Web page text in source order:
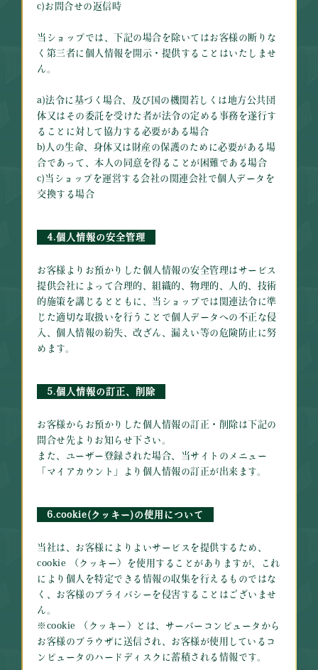
c)お問合せの返信時
当ショップでは、下記の場合を除いてはお客様の断りな
く第三者に個人情報を開示・提供することはいたしませ
ん。
a)法令に基づく場合、及び国の機関若しくは地方公共団
体又はその委託を受けた者が法令の定める事務を遂行す
ることに対して協力する必要がある場合
b)人の生命、身体又は財産の保護のために必要がある場
合であって、本人の同意を得ることが困難である場合
c)当ショップを運営する会社の関連会社で個人データを
交換する場合
4.個人情報の安全管理
お客様よりお預かりした個人情報の安全管理はサービス
提供会社によって合理的、組織的、物理的、人的、技術
的施策を講じるとともに、当ショップでは関連法令に準
じた適切な取扱いを行うことで個人データへの不正な侵
入、個人情報の紛失、改ざん、漏えい等の危険防止に努
めます。
5.個人情報の訂正、削除
お客様からお預かりした個人情報の訂正・削除は下記の
問合せ先よりお知らせ下さい。
また、ユーザー登録された場合、当サイトのメニュー
「マイアカウント」より個人情報の訂正が出来ます。
6.cookie(クッキー)の使用について
当社は、お客様によりよいサービスを提供するため、
cookie （クッキー）を使用することがありますが、これ
により個人を特定できる情報の収集を行えるものではな
く、お客様のプライバシーを侵害することはございませ
ん。
※cookie （クッキー）とは、サーバーコンピュータから
お客様のブラウザに送信され、お客様が使用しているコ
ンピュータのハードディスクに蓄積される情報です。